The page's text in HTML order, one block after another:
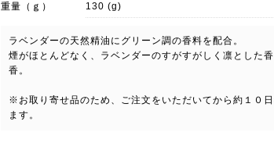
重量（ｇ） 130 (g)
ラベンダーの天然精油にグリーン調の香料を配合。
煙がほとんどなく、ラベンダーのすがすがしく凛とした
香。
※お取り寄せ品のため、ご注文をいただいてから約１０
ます。